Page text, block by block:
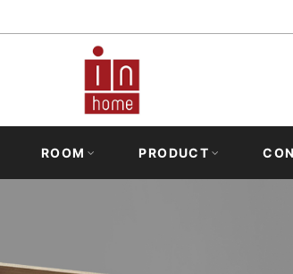
ROOM PRODUCT